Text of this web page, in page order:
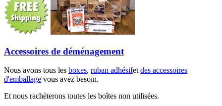
Accessoires de déménagement
Nous avons tous les boxes, ruban adhésifetdes accessoires
d'emballage vous avez besoin.
Et nous rachèterons toutes les boîtes non utilisées.